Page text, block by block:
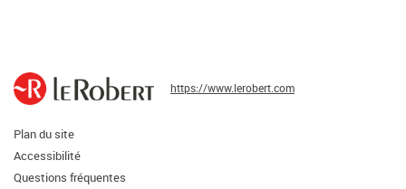
https://www.lerobert.com
Plan du site
Accessibilité
Questions fréquentes